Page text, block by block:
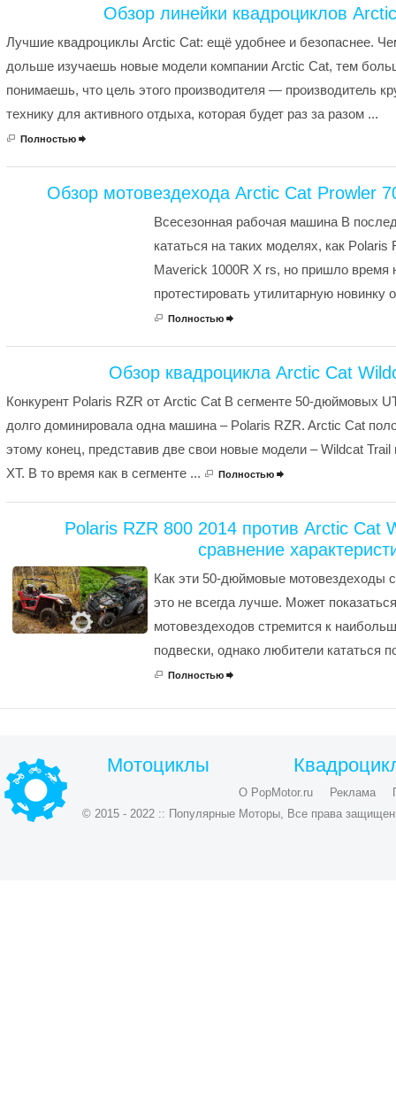
Обзор линейки квадроциклов
Лучшие квадроциклы Arctic Cat: ещё удобнее и безопаснее.
дольше изучаешь новые модели компании Arctic Cat, тем
понимаешь, что цель этого производителя — производитель
технику для активного отдыха, которая будет раз за разом ...
Полностью 
Обзор мотовездехода Arctic Cat Prowler
Всесезонная рабочая машина В
кататься на таких моделях, как
Maverick 1000R X rs, но пришло время
протестировать утилитарную новинку
Полностью 
Обзор квадроцикла Arctic Cat
Конкурент Polaris RZR от Arctic Cat В сегменте 50-дюймовых
долго доминировала одна машина – Polaris RZR. Arctic Cat
этому конец, представив две свои новые модели – Wildcat Trail
XT. В то время как в сегменте ...
Полностью 
Polaris RZR 800 2014 против Arctic Cat
сравнение
Как эти 50-дюймовые мотовездеходы
это не всегда лучше. Может
мотовездеходов стремится к
подвески, однако любители кататься
Полностью 
Мотоциклы
О PopMotor.ru Реклама
© 2015 - 2022 :: Популярные Моторы, Все права